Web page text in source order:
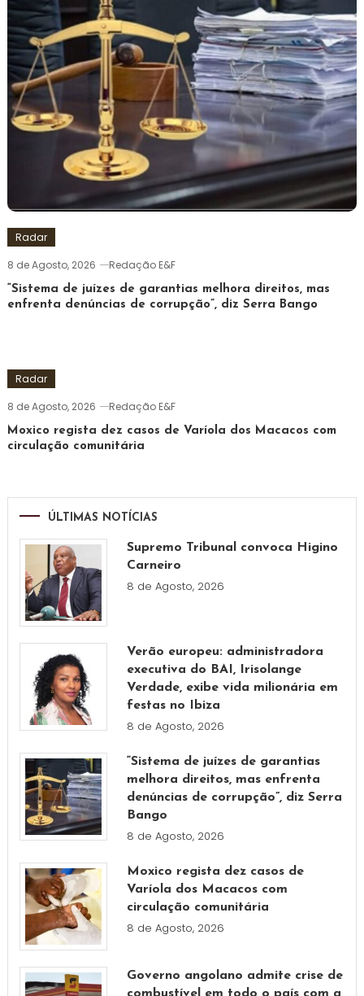
Radar
8 de Agosto, 2026
Redação E&F
“Sistema de juízes de garantias melhora direitos, mas
enfrenta denúncias de corrupção”, diz Serra Bango
Radar
8 de Agosto, 2026
Redação E&F
Moxico regista dez casos de Varíola dos Macacos com
circulação comunitária
ÚLTIMAS NOTÍCIAS
Supremo Tribunal convoca Higino
Carneiro
8 de Agosto, 2026
Verão europeu: administradora
executiva do BAI, Irisolange
Verdade, exibe vida milionária em
festas no Ibiza
8 de Agosto, 2026
“Sistema de juízes de garantias
melhora direitos, mas enfrenta
denúncias de corrupção”, diz Serra
Bango
8 de Agosto, 2026
Moxico regista dez casos de
Varíola dos Macacos com
circulação comunitária
8 de Agosto, 2026
Governo angolano admite crise de